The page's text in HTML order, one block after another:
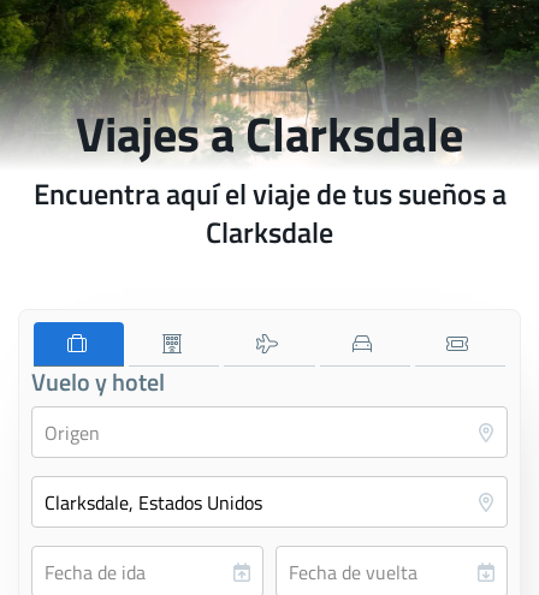
Viajes a Clarksdale
Encuentra aquí el viaje de tus sueños a
Clarksdale
Vuelo y hotel